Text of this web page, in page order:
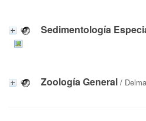
Sedimentología
Zoología General /